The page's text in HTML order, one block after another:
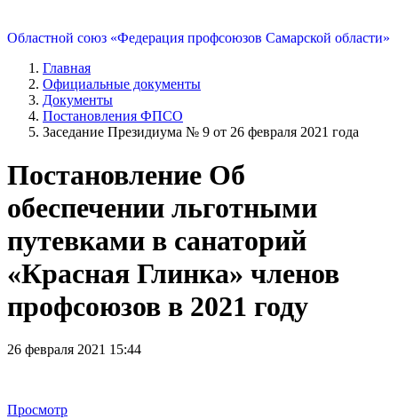
Областной союз «Федерация профсоюзов Самарской области»
Главная
Официальные документы
Документы
Постановления ФПСО
Заседание Президиума № 9 от 26 февраля 2021 года
Постановление Об
обеспечении льготными
путевками в санаторий
«Красная Глинка» членов
профсоюзов в 2021 году
26 февраля 2021 15:44
Просмотр